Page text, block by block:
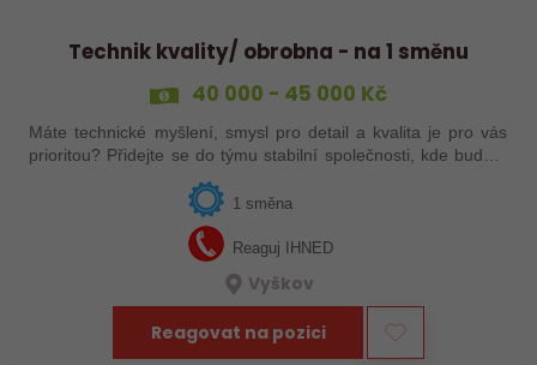
Technik kvality/ obrobna - na 1 směnu
40 000 - 45 000 Kč
Máte technické myšlení, smysl pro detail a kvalita je pro vás
prioritou? Přidejte se do týmu stabilní společnosti, kde budete
mít možnost podílet se na zajištění kvality výroby a
1 směna
Reaguj IHNED
Vyškov
Reagovat na pozici